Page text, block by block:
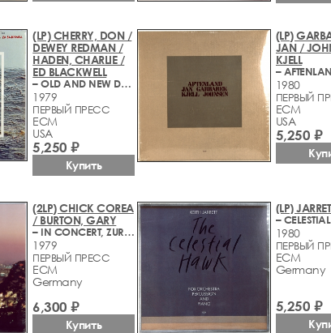
(LP) CHERRY, DON /
DEWEY REDMAN /
HADEN, CHARLIE /
ED BLACKWELL
– OLD AND NEW DREAMS
1979
ПЕРВЫЙ ПРЕСС
ECM
USA
5,250 ₽
Купить
(LP)
JAN /
KJELL
–
1980
ПЕРВЫЙ
ECM
USA
5,250 ₽
(2LP) CHICK COREA
/ BURTON, GARY
– IN CONCERT, ZURICH, OCTOBER 28, 1979
1979
ПЕРВЫЙ ПРЕСС
ECM
Germany
6,300 ₽
Купить
(LP)
1980
ПЕРВЫЙ
ECM
Germany
5,250 ₽